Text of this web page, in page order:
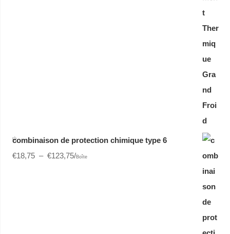
combinaison de protection chimique type 6
€18,75 – €123,75/Boîte